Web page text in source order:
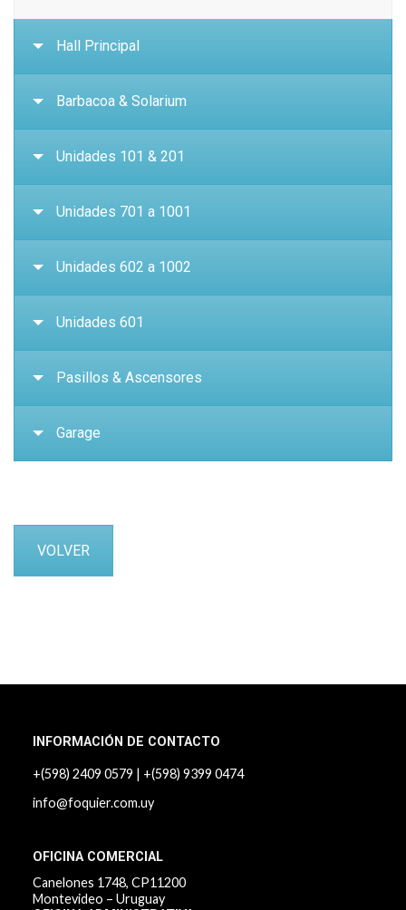
Hall Principal
Barbacoa & Solarium
Unidades 101 & 201
Unidades 701 a 1001
Unidades 602 a 1002
Unidades 601
Pasillos & Ascensores
Garage
VOLVER
INFORMACIÓN DE CONTACTO
+(598) 2409 0579 | +(598) 9399 0474
info@foquier.com.uy
OFICINA COMERCIAL
Canelones 1748, CP11200
Montevideo – Uruguay